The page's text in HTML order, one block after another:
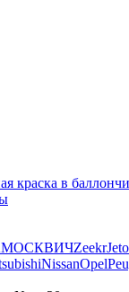
краска в
МОСКВИЧZeekr
NissanOpel